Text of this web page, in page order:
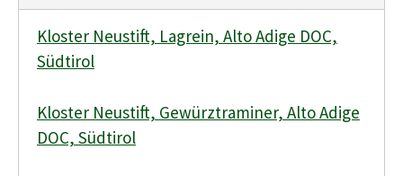
Kloster Neustift, Lagrein, Alto Adige DOC,
Südtirol
Kloster Neustift, Gewürztraminer, Alto Adige
DOC, Südtirol